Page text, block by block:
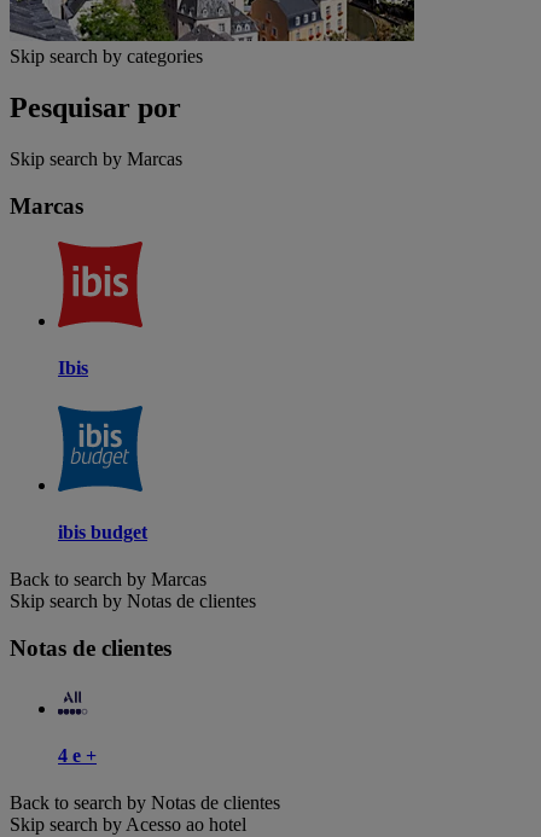
Skip search by categories
Pesquisar por
Skip search by Marcas
Marcas
Ibis
ibis budget
Back to search by Marcas
Skip search by Notas de clientes
Notas de clientes
4 e +
Back to search by Notas de clientes
Skip search by Acesso ao hotel